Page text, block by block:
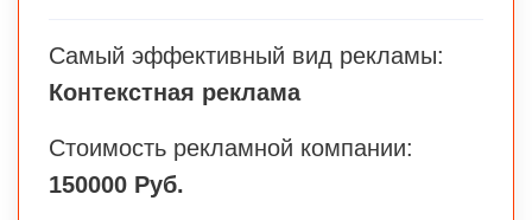
Самый эффективный вид рекламы:
Контекстная реклама
Стоимость рекламной компании:
150000 Руб.